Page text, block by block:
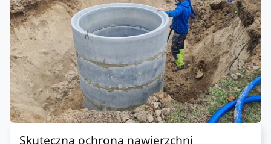
Skuteczna ochrona nawierzchni